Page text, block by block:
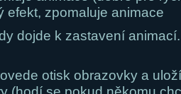
efekt, zpomaluje animace
dojde k zastavení
otisk obrazovky a